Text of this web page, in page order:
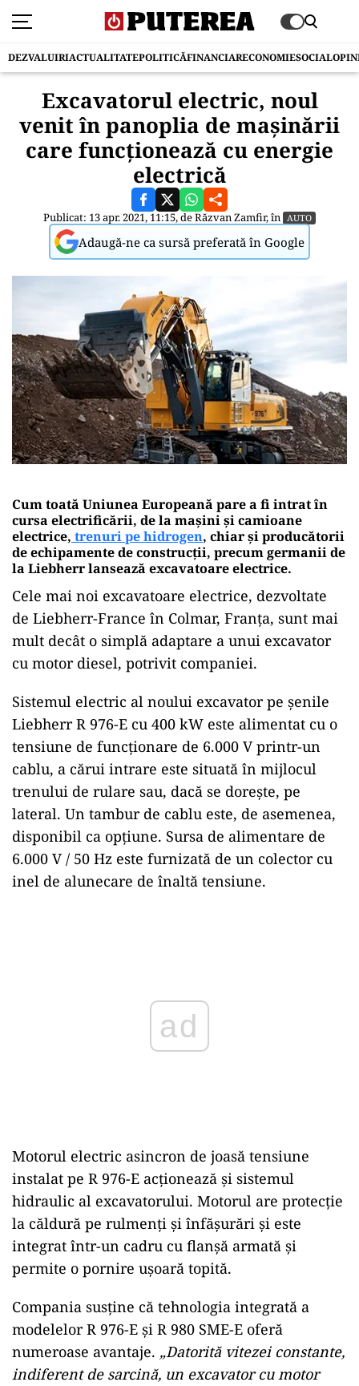
DEZVALUIRIACTUALITATEPOLITICĂFINANCIARECONOMIESOCIAL
Excavatorul electric, noul
venit în panoplia de mașinării
care funcționează cu energie
electrică
Publicat: 13 apr. 2021, 11:15, deRăzvan Zamfir, în AUTO
Adaugă-ne ca sursă preferată în Google
Cum toată Uniunea Europeană pare a fi intrat în
cursa electrificării, de la mașini și camioane
electrice, trenuri pe hidrogen, chiar și producătorii
de echipamente de construcții, precum germanii de
la Liebherr lansează excavatoare electrice.
Cele mai noi excavatoare electrice, dezvoltate
de Liebherr-France în Colmar, Franța, sunt mai
mult decât o simplă adaptare a unui excavator
cu motor diesel, potrivit companiei.
Sistemul electric al noului excavator pe șenile
Liebherr R 976-E cu 400 kW este alimentat cu o
tensiune de funcționare de 6.000 V printr-un
cablu, a cărui intrare este situată în mijlocul
trenului de rulare sau, dacă se dorește, pe
lateral. Un tambur de cablu este, de asemenea,
disponibil ca opțiune. Sursa de alimentare de
6.000 V / 50 Hz este furnizată de un colector cu
inel de alunecare de înaltă tensiune.
Motorul electric asincron de joasă tensiune
instalat pe R 976-E acționează și sistemul
hidraulic al excavatorului. Motorul are protecție
la căldură pe rulmenți și înfășurări și este
integrat într-un cadru cu flanșă armată și
permite o pornire ușoară topită.
Compania susține că tehnologia integrată a
modelelor R 976-E și R 980 SME-E oferă
numeroase avantaje. „Datorită vitezei constante,
indiferent de sarcină, un excavator cu motor